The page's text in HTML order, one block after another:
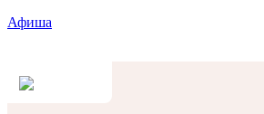
Афиша